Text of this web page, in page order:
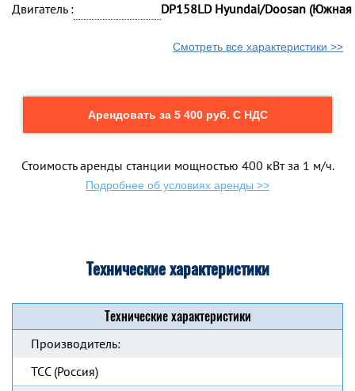
Двигатель :
DP158LD Hyundai/Doosan (Южная
Смотреть все характеристики >>
Арендовать за 5 400 руб. С НДС
Стоимость аренды станции мощностью 400 кВт за 1 м/ч.
Подробнее об условиях аренды >>
Технические характеристики
Технические характеристики
Производитель:
ТСС (Россия)